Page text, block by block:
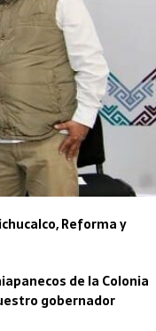
Reforma y
de la Colonia
gobernador